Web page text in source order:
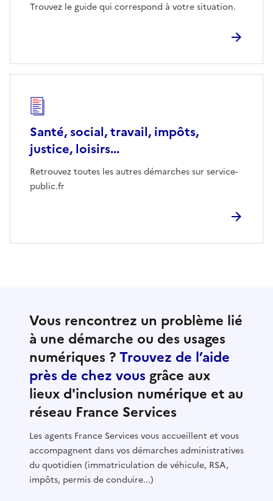
Trouvez le guide qui correspond à votre situation.
Santé, social, travail, impôts,
justice, loisirs...
Retrouvez toutes les autres démarches sur service-
public.fr
Vous rencontrez un problème lié
à une démarche ou des usages
numériques ?Trouvez de l’aide
près de chez vous grâce aux
lieux d'inclusion numérique et au
réseau France Services
Les agents France Services vous accueillent et vous
accompagnent dans vos démarches administratives
du quotidien (immatriculation de véhicule, RSA,
impôts, permis de conduire...)